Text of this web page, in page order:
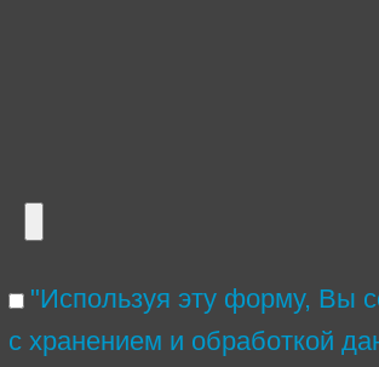
"Используя эту форму, Вы
с хранением и обработкой